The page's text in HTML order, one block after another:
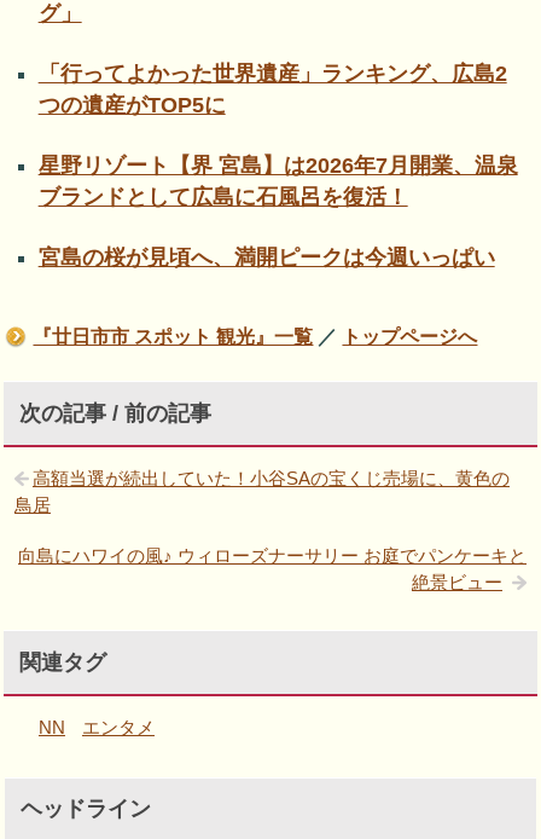
グ」
「行ってよかった世界遺産」ランキング、広島2
つの遺産がTOP5に
星野リゾート【界 宮島】は2026年7月開業、温泉
ブランドとして広島に石風呂を復活！
宮島の桜が見頃へ、満開ピークは今週いっぱい
『廿日市市 スポット 観光』一覧 ／ トップページへ
次の記事 / 前の記事
高額当選が続出していた！小谷SAの宝くじ売場に、黄色の
鳥居
向島にハワイの風♪ ウィローズナーサリー お庭でパンケーキと
絶景ビュー
関連タグ
NN エンタメ
ヘッドライン